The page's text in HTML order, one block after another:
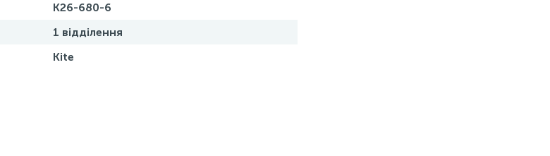
K26-680-6
1 відділення
Kite